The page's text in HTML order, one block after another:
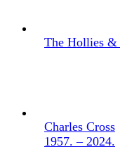
The Hollies &
Charles Cross
1957. – 2024.